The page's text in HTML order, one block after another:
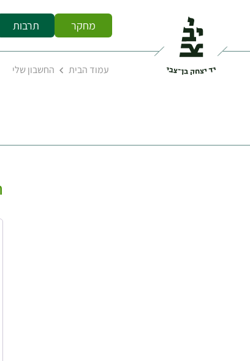
מחקר תרבות
עמוד הבית החשבון שלי